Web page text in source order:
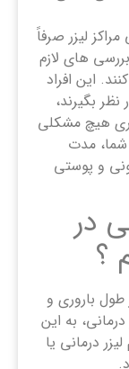
لیزر صرفاً
های لازم
این افراد
بگیرند،
هیچ مشکلی
شما، مدت
و پوستی
در
؟
باروری و
به این
درمانی یا